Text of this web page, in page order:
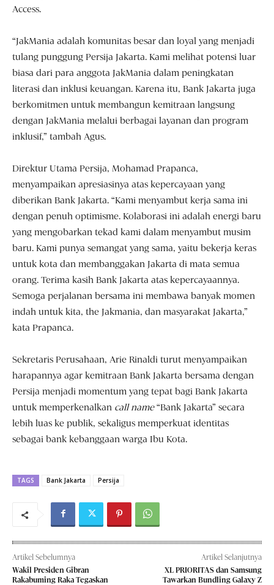
Access.
“JakMania adalah komunitas besar dan loyal yang menjadi
tulang punggung Persija Jakarta. Kami melihat potensi luar
biasa dari para anggota JakMania dalam peningkatan
literasi dan inklusi keuangan. Karena itu, Bank Jakarta juga
berkomitmen untuk membangun kemitraan langsung
dengan JakMania melalui berbagai layanan dan program
inklusif,” tambah Agus.
Direktur Utama Persija, Mohamad Prapanca,
menyampaikan apresiasinya atas kepercayaan yang
diberikan Bank Jakarta. “Kami menyambut kerja sama ini
dengan penuh optimisme. Kolaborasi ini adalah energi baru
yang mengobarkan tekad kami dalam menyambut musim
baru. Kami punya semangat yang sama, yaitu bekerja keras
untuk kota dan membanggakan Jakarta di mata semua
orang. Terima kasih Bank Jakarta atas kepercayaannya.
Semoga perjalanan bersama ini membawa banyak momen
indah untuk kita, the Jakmania, dan masyarakat Jakarta,”
kata Prapanca.
Sekretaris Perusahaan, Arie Rinaldi turut menyampaikan
harapannya agar kemitraan Bank Jakarta bersama dengan
Persija menjadi momentum yang tepat bagi Bank Jakarta
untuk memperkenalkan call name“Bank Jakarta” secara
lebih luas ke publik, sekaligus memperkuat identitas
sebagai bank kebanggaan warga Ibu Kota.
TAGS Bank Jakarta Persija
Artikel Sebelumnya
Wakil Presiden Gibran
Rakabuming Raka Tegaskan
Artikel Selanjutnya
XL PRIORITAS dan Samsung
Tawarkan Bundling Galaxy Z